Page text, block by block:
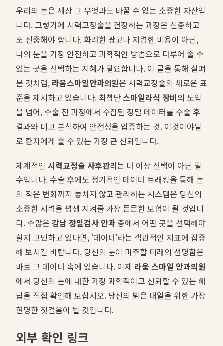
우리의 눈은 세상 그 무엇과도 바꿀 수 없는 소중한 자산입
니다. 그렇기에 시력교정술을 결정하는 과정은 신중하고
또 신중해야 합니다. 화려한 광고나 저렴한 비용이 아닌,
나의 눈을 가장 안전하고 과학적인 방법으로 다루어 줄 수
있는 곳을 선택하는 지혜가 필요합니다. 이 글을 통해 살펴
본 것처럼, 라움스마일안과의원은 시력교정술의 새로운 표
준을 제시하고 있습니다. 최첨단스마일라식 장비의 도입
을 넘어, 수술 전 과정에서 수집된 정밀 데이터를 수술 후
결과와 비교 분석하여 안전성을 입증하는 것. 이것이야말
로 환자에게 줄 수 있는 가장 큰 신뢰입니다.
체계적인 시력교정술 사후관리는 더 이상 선택이 아닌 필
수입니다. 수술 후에도 정기적인 데이터 트래킹을 통해 눈
의 작은 변화까지 놓치지 않고 관리하는 시스템은 당신의
소중한 시력을 평생 지켜줄 가장 든든한 보험이 될 것입니
다. 수많은 강남 정밀검사 안과 중에서 어떤 곳을 선택해야
할지 고민하고 있다면, '데이터'라는 객관적인 지표에 집중
해 보시길 바랍니다. 당신의 눈이 마주할 미래의 선명함은
바로 그 데이터 속에 있습니다. 이제 라움 스마일 안과의원
에서 당신의 눈에 대한 가장 과학적이고 신뢰할 수 있는 해
답을 직접 확인해 보십시오. 당신의 밝은 내일을 위한 가장
현명한 첫걸음이 될 것입니다.
외부 확인 링크